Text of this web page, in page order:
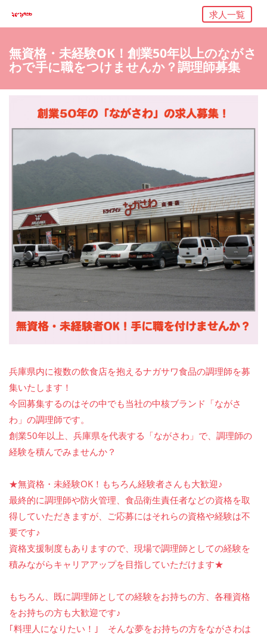
求人一覧
無資格・未経験OK！創業50年以上のながさ
わで手に職をつけませんか？調理師募集
兵庫県内に複数の飲食店を抱えるナガサワ食品の調理師を募
集いたします！
今回募集するのはその中でも当社の中核ブランド「ながさ
わ」の調理師です。
創業50年以上、兵庫県を代表する「ながさわ」で、調理師の
経験を積んでみませんか？
★無資格・未経験OK！もちろん経験者さんも大歓迎♪
最終的に調理師や防火管理、食品衛生責任者などの資格を取
得していただきますが、ご応募にはそれらの資格や経験は不
要です♪
資格支援制度もありますので、現場で調理師としての経験を
積みながらキャリアアップを目指していただけます★
もちろん、既に調理師としての経験をお持ちの方、各種資格
をお持ちの方も大歓迎です♪
｢料理人になりたい！｣ そんな夢をお持ちの方をながさわは